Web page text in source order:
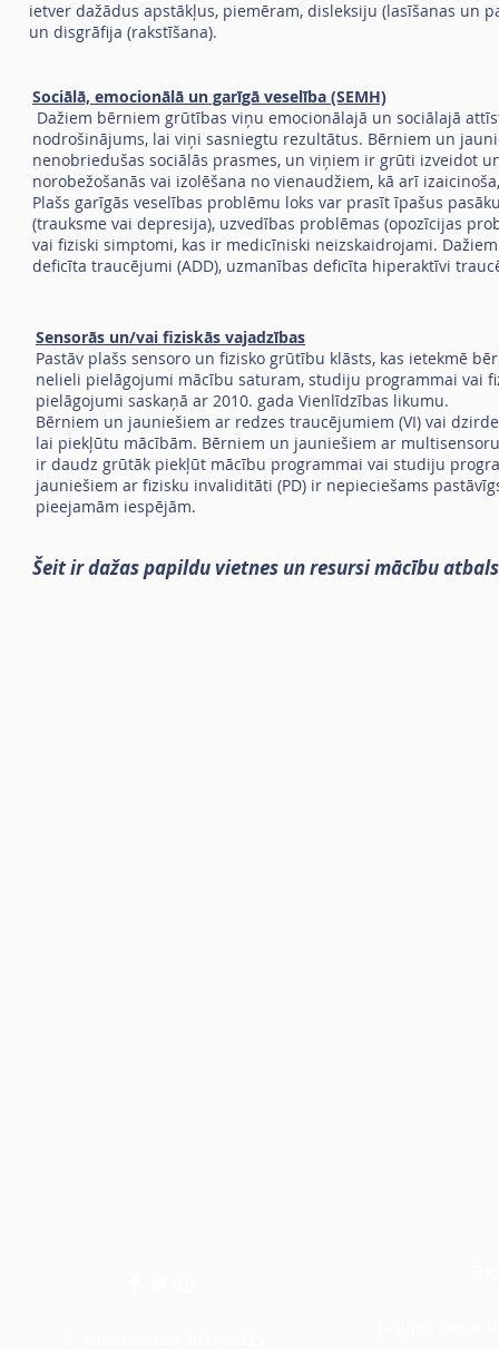
ietver dažādus apstākļus, piemēram, disleksiju (lasīšanas un
un disgrāfija (rakstīšana).
Sociālā, emocionālā un garīgā veselība (SEMH)
Dažiem bērniem grūtības viņu emocionālajā un sociālajā
nodrošinājums, lai viņi sasniegtu rezultātus. Bērniem un
nenobriedušas sociālās prasmes, un viņiem ir grūti izveidot
norobežošanās vai izolēšana no vienaudžiem, kā arī
Plašs garīgās veselības problēmu loks var prasīt īpašus
(trauksme vai depresija), uzvedības problēmas (opozīcijas
vai fiziski simptomi, kas ir medicīniski neizskaidrojami.
deficīta traucējumi (ADD), uzmanības deficīta hiperaktīvi
Sensorās un/vai fiziskās vajadzības
Pastāv plašs sensoro un fizisko grūtību klāsts, kas ietekmē
nelieli pielāgojumi mācību saturam, studiju programmai vai
pielāgojumi saskaņā ar 2010. gada Vienlīdzības likumu.
Bērniem un jauniešiem ar redzes traucējumiem (VI) vai
lai piekļūtu mācībām. Bērniem un jauniešiem ar
ir daudz grūtāk piekļūt mācību programmai vai studiju
jauniešiem ar fizisku invaliditāti (PD) ir nepieciešams
pieejamām iespējām.
Šeit ir dažas papildu vietnes un resursi mācību